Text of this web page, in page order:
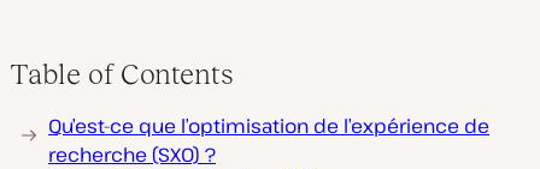
Table of Contents
Qu’est-ce que l’optimisation de l’expérience de
recherche (SXO) ?